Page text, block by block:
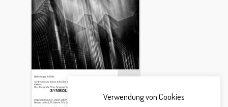
Verwendung von Cookies